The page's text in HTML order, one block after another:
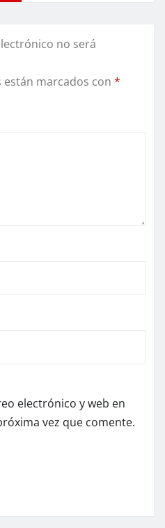
no será
marcados con *
electrónico y web en
vez que comente.